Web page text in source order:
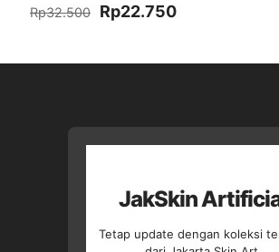
Rp32.500
Harga
Rp32.500.
Rp22.750Harga
adalah:
JakSkin
Tetap update dengan koleksi